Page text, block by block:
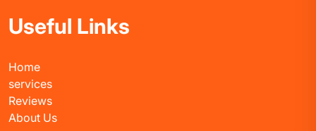
Useful Links
Home
services
Reviews
About Us